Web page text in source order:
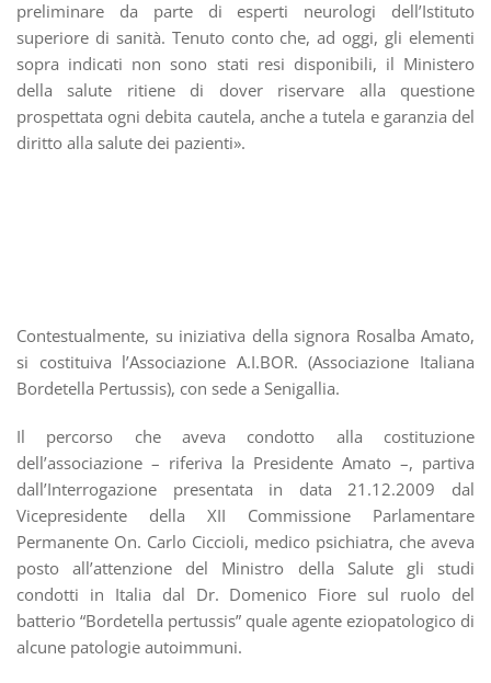
preliminare da parte di esperti neurologi dell’Istituto
superiore di sanità. Tenuto conto che, ad oggi, gli elementi
sopra indicati non sono stati resi disponibili, il Ministero
della salute ritiene di dover riservare alla questione
prospettata ogni debita cautela, anche a tutela e garanzia del
diritto alla salute dei pazienti».
Contestualmente, su iniziativa della signora Rosalba Amato,
si costituiva l’Associazione A.I.BOR. (Associazione Italiana
Bordetella Pertussis), con sede a Senigallia.
Il percorso che aveva condotto alla costituzione
dell’associazione – riferiva la Presidente Amato –, partiva
dall’Interrogazione presentata in data 21.12.2009 dal
Vicepresidente della XII Commissione Parlamentare
Permanente On. Carlo Ciccioli, medico psichiatra, che aveva
posto all’attenzione del Ministro della Salute gli studi
condotti in Italia dal Dr. Domenico Fiore sul ruolo del
batterio “Bordetella pertussis” quale agente eziopatologico di
alcune patologie autoimmuni.